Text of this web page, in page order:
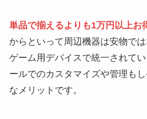
単品で揃えるよりも1万円以上お
からといって周辺機器は安物で
ゲーム用デバイスで統一されて
ールでのカスタマイズや管理も
なメリットです。